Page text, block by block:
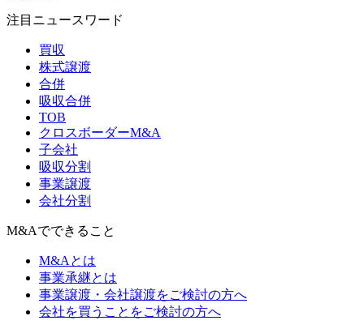
注目ニュースワード
買収
株式譲渡
合併
吸収合併
TOB
クロスボーダーM&A
子会社
吸収分割
事業譲渡
会社分割
M&Aでできること
M&Aとは
事業承継とは
事業譲渡・会社譲渡をご検討の方へ
会社を買うことをご検討の方へ